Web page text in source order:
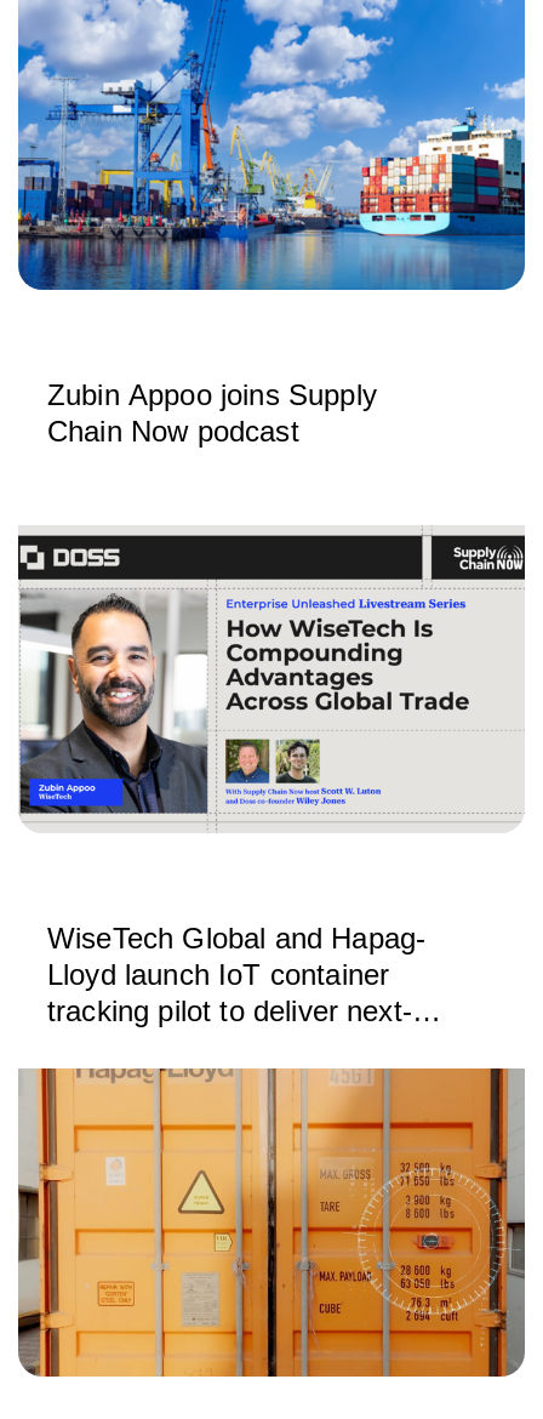
Zubin Appoo joins Supply
Chain Now podcast
WiseTech Global and Hapag-
Lloyd launch IoT container
tracking pilot to deliver next-
visibility